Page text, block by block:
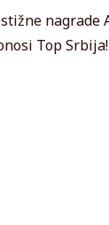
nagrade
Top Srbija!